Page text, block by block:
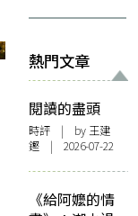
熱門文章
閱讀的盡頭
時評 | by 王建
鏗 | 2026-07-22
《給阿嬤的情